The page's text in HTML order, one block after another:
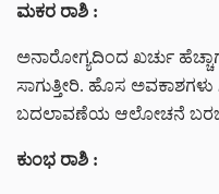
ಮಕರ ರಾಶಿ :
ಅನಾರೋಗ್ಯದಿಂದ ಖರ್ಚು
ಸಾಗುತ್ತೀರಿ. ಹೊಸ
ಬದಲಾವಣೆಯ ಆಲೋಚನೆ
ಕುಂಭ ರಾಶಿ :